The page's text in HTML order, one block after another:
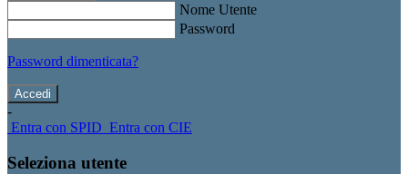
Nome Utente
Password
Password dimenticata?
-
Entra con SPID Entra con CIE
Seleziona utente